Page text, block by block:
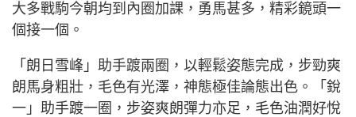
大多戰駒今朝均到內圈加課，勇馬甚多，精彩鏡頭一
個接一個。
「朗日雪峰」助手踱兩圈，以輕鬆姿態完成，步勁爽
朗馬身粗壯，毛色有光澤，神態極佳論態出色。「銳
一」助手踱一圈，步姿爽朗彈力亦足，毛色油潤好悅